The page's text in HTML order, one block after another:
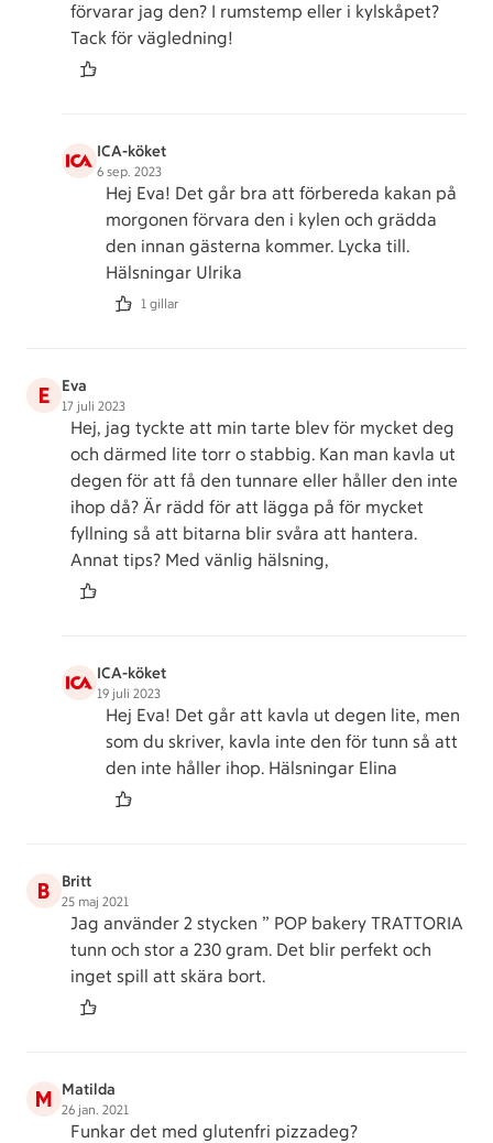
förvarar jag den? I rumstemp eller i kylskåpet?
Tack för vägledning!
ICA-köket
6 sep. 2023
Hej Eva! Det går bra att förbereda kakan på
morgonen förvara den i kylen och grädda
den innan gästerna kommer. Lycka till.
Hälsningar Ulrika
1 gillar
E Eva
17 juli 2023
Hej, jag tyckte att min tarte blev för mycket deg
och därmed lite torr o stabbig. Kan man kavla ut
degen för att få den tunnare eller håller den inte
ihop då? Är rädd för att lägga på för mycket
fyllning så att bitarna blir svåra att hantera.
Annat tips? Med vänlig hälsning,
ICA-köket
19 juli 2023
Hej Eva! Det går att kavla ut degen lite, men
som du skriver, kavla inte den för tunn så att
den inte håller ihop. Hälsningar Elina
B Britt
25 maj 2021
Jag använder 2 stycken ” POP bakery TRATTORIA
tunn och stor a 230 gram. Det blir perfekt och
inget spill att skära bort.
M Matilda
26 jan. 2021
Funkar det med glutenfri pizzadeg?